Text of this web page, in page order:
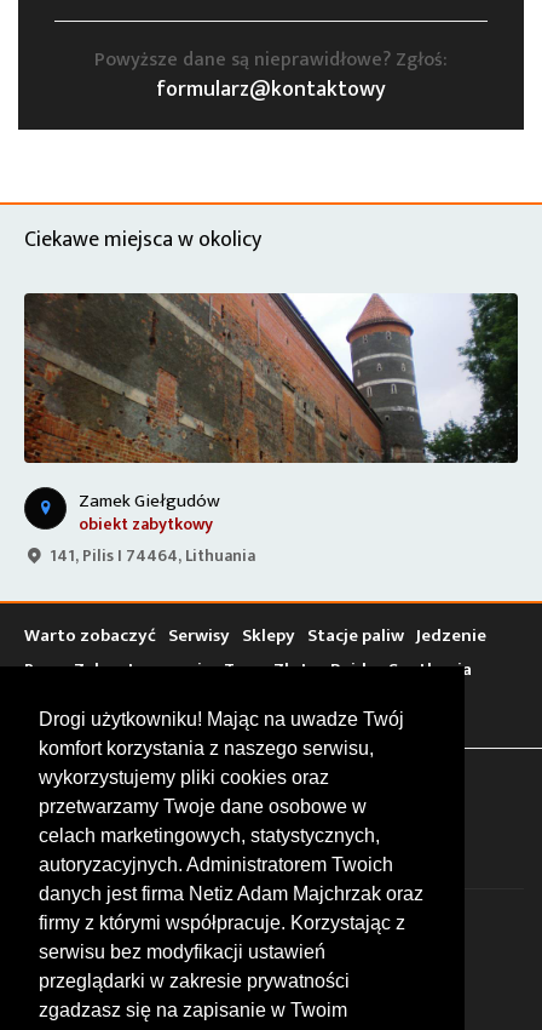
Drogi użytkowniku! Mając na uwadze Twój
komfort korzystania z naszego serwisu,
wykorzystujemy pliki cookies oraz
przetwarzamy Twoje dane osobowe w
celach marketingowych, statystycznych,
autoryzacyjnych. Administratorem Twoich
danych jest firma Netiz Adam Majchrzak oraz
firmy z którymi współpracuje. Korzystając z
serwisu bez modyfikacji ustawień
przeglądarki w zakresie prywatności
zgadzasz się na zapisanie w Twoim
Powyższe dane są nieprawidłowe? Zgłoś:
formularz@kontaktowy
Ciekawe miejsca w okolicy
Zamek Giełgudów
obiekt zabytkowy
141, Pilis I 74464, Lithuania
Warto zobaczyć Serwisy Sklepy Stacje paliw Jedzenie
Bary Zakwaterowanie Tory Zloty Rajdy Spotkania
Targi
Giełdy Szkolenia
FOLLOW US
© 2026 by MotoWhizzer.com